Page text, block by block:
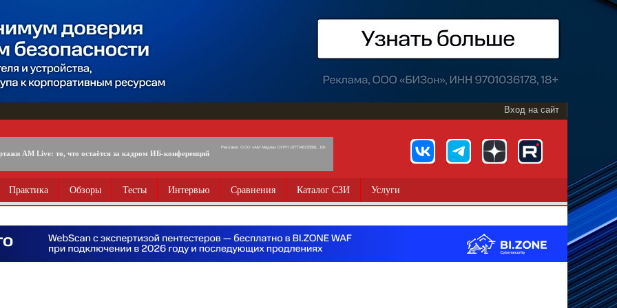
Вход на сайт
AM Live: то, что остаётся за кадром ИБ-конференций
Реклама. ООО «АМ Медиа» ОГРН 1077746725891, 18+
Практика Обзоры Тесты Интервью Сравнения Каталог СЗИ Услуги